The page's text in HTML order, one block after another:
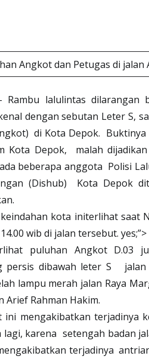
Angkot dan Petugas di jalan
Rambu lalulintas dilarangan
dengan sebutan Leter S,
di Kota Depok. Buktinya
Kota Depok,
malah
beberapa anggota Polisi
(Dishub)
Kota Depok
kota initerlihat saat
14.00 wib di jalan tersebut. yes;”>
puluhan Angkot D.03
persis dibawah leter S
lampu merah jalan Raya
Arief Rahman Hakim.
mengakibatkan terjadinya
lagi, karena setengah badan
terjadinya